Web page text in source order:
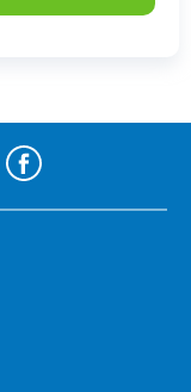
Facebook